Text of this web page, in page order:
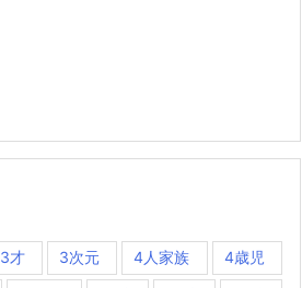
3才 3次元 4人家族 4歳児